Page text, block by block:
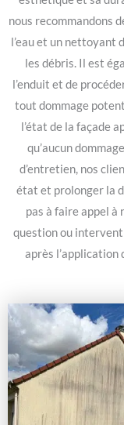
nous recommandons
l’eau et un nettoyant
les débris. Il est
l’enduit et de
tout dommage
l’état de la façade
qu’aucun
d’entretien, nos
état et prolonger la
pas à faire appel
question ou
après l’application